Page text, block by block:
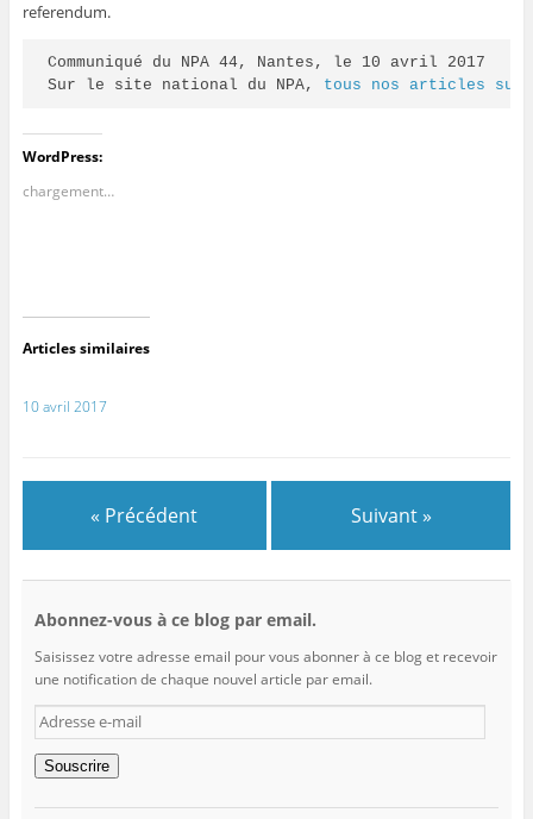
referendum.
Communiqué du NPA 44, Nantes, le 10 avril 2017
Sur le site national du NPA, tous nos articles sur
WordPress:
chargement…
Articles similaires
10 avril 2017
« Précédent Suivant »
Abonnez-vous à ce blog par email.
Saisissez votre adresse email pour vous abonner à ce blog et recevoir
une notification de chaque nouvel article par email.
Adresse
e-
mail
Souscrire